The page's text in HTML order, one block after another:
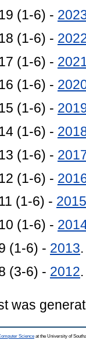
(1-6) -
(1-6) -
(1-6) -
(1-6) -
(1-6) -
(1-6) -
(1-6) -
(1-6) -
(1-6) - 2015
(1-6) -
(1-6) - 2013
(3-6) - 2012
was
Science at the University of